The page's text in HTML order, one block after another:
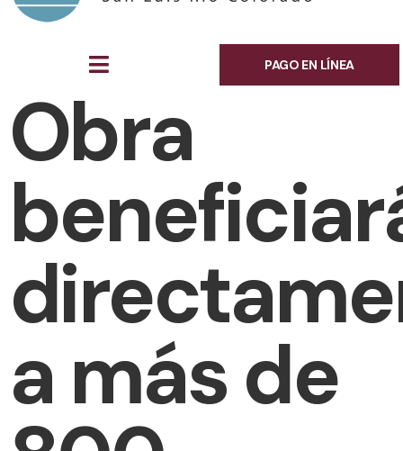
PAGO EN LÍNEA
Obra
a más de